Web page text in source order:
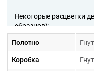
Некоторые расцветки
образцов):
Полотно
Коробка